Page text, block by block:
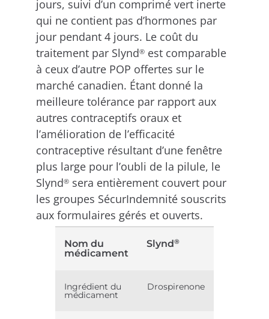
jours, suivi d’un comprimé vert inerte
qui ne contient pas d’hormones par
jour pendant 4 jours. Le coût du
traitement par Slynd® est comparable
à ceux d’autre POP offertes sur le
marché canadien. Étant donné la
meilleure tolérance par rapport aux
autres contraceptifs oraux et
l’amélioration de l’efficacité
contraceptive résultant d’une fenêtre
plus large pour l’oubli de la pilule, le
Slynd® sera entièrement couvert pour
les groupes SécurIndemnité souscrits
aux formulaires gérés et ouverts.
Nom du
médicament
Slynd®
Ingrédient du
médicament
Drospirenone